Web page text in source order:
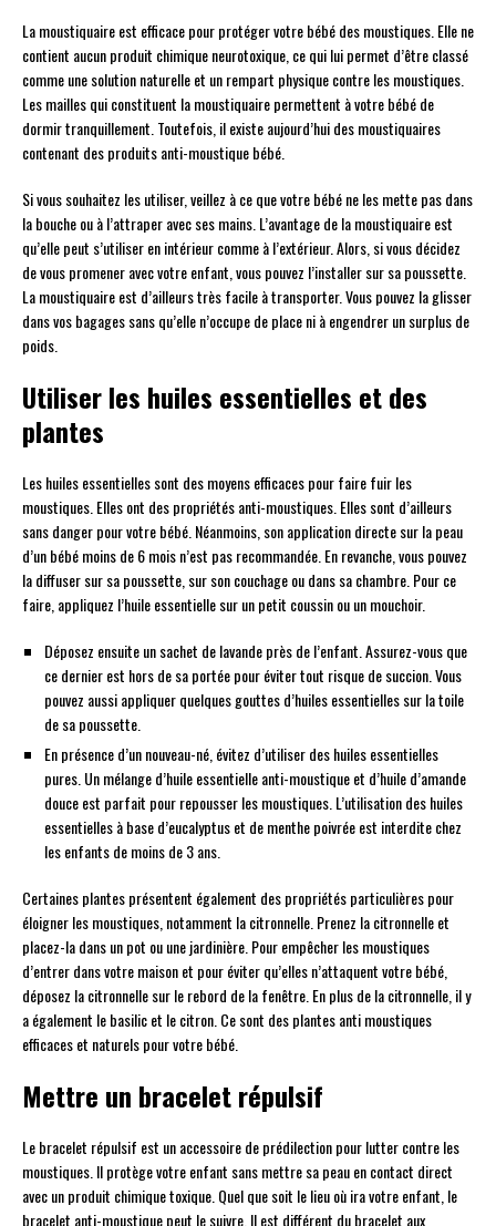
La moustiquaire est efficace pour protéger votre bébé des moustiques. Elle ne
contient aucun produit chimique neurotoxique, ce qui lui permet d’être classé
comme une solution naturelle et un rempart physique contre les moustiques.
Les mailles qui constituent la moustiquaire permettent à votre bébé de
dormir tranquillement. Toutefois, il existe aujourd’hui des moustiquaires
contenant des produits anti-moustique bébé.
Si vous souhaitez les utiliser, veillez à ce que votre bébé ne les mette pas dans
la bouche ou à l’attraper avec ses mains. L’avantage de la moustiquaire est
qu’elle peut s’utiliser en intérieur comme à l’extérieur. Alors, si vous décidez
de vous promener avec votre enfant, vous pouvez l’installer sur sa poussette.
La moustiquaire est d’ailleurs très facile à transporter. Vous pouvez la glisser
dans vos bagages sans qu’elle n’occupe de place ni à engendrer un surplus de
poids.
Utiliser les huiles essentielles et des
plantes
Les huiles essentielles sont des moyens efficaces pour faire fuir les
moustiques. Elles ont des propriétés anti-moustiques. Elles sont d’ailleurs
sans danger pour votre bébé. Néanmoins, son application directe sur la peau
d’un bébé moins de 6 mois n’est pas recommandée. En revanche, vous pouvez
la diffuser sur sa poussette, sur son couchage ou dans sa chambre. Pour ce
faire, appliquez l’huile essentielle sur un petit coussin ou un mouchoir.
Déposez ensuite un sachet de lavande près de l’enfant. Assurez-vous que
ce dernier est hors de sa portée pour éviter tout risque de succion. Vous
pouvez aussi appliquer quelques gouttes d’huiles essentielles sur la toile
de sa poussette.
En présence d’un nouveau-né, évitez d’utiliser des huiles essentielles
pures. Un mélange d’huile essentielle anti-moustique et d’huile d’amande
douce est parfait pour repousser les moustiques. L’utilisation des huiles
essentielles à base d’eucalyptus et de menthe poivrée est interdite chez
les enfants de moins de 3 ans.
Certaines plantes présentent également des propriétés particulières pour
éloigner les moustiques, notamment la citronnelle. Prenez la citronnelle et
placez-la dans un pot ou une jardinière. Pour empêcher les moustiques
d’entrer dans votre maison et pour éviter qu’elles n’attaquent votre bébé,
déposez la citronnelle sur le rebord de la fenêtre. En plus de la citronnelle, il y
a également le basilic et le citron. Ce sont des plantes anti moustiques
efficaces et naturels pour votre bébé.
Mettre un bracelet répulsif
Le bracelet répulsif est un accessoire de prédilection pour lutter contre les
moustiques. Il protège votre enfant sans mettre sa peau en contact direct
avec un produit chimique toxique. Quel que soit le lieu où ira votre enfant, le
bracelet anti-moustique peut le suivre. Il est différent du bracelet aux